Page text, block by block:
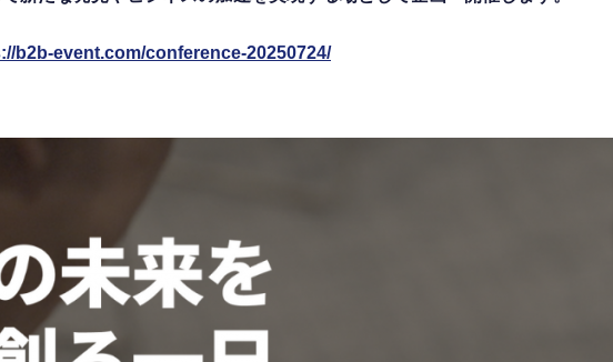
b2b-event.com/conference-20250724/